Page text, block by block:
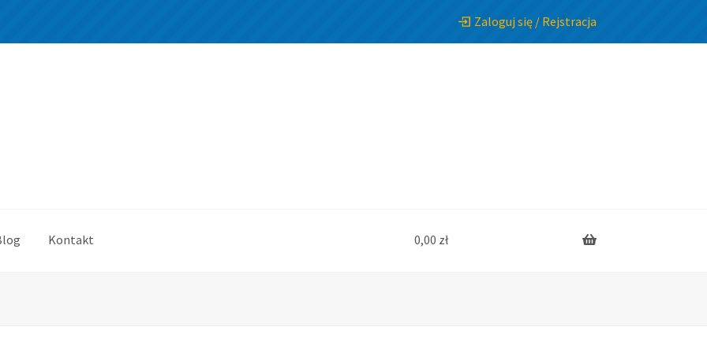
Zaloguj się / Rejstracja
Kontakt 0,00 zł